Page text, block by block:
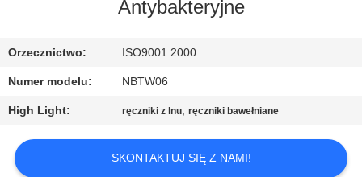
KONTROLA
SKONTAKTUJ
SIĘ
NAMI
Antybakteryjne
Orzecznictwo: ISO9001:2000
Numer modelu: NBTW06
High Light: ręczniki z lnu,ręczniki bawełniane
SKONTAKTUJ SIĘ Z NAMI!